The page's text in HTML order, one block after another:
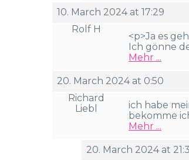
10. March 2024 at 17:29
Rolf H
<p>Ja es
Ich gönne
Mehr ...
20. March 2024 at 0:50
Richard
Liebl
ich habe
bekomme
Mehr ...
20. March 2024 at